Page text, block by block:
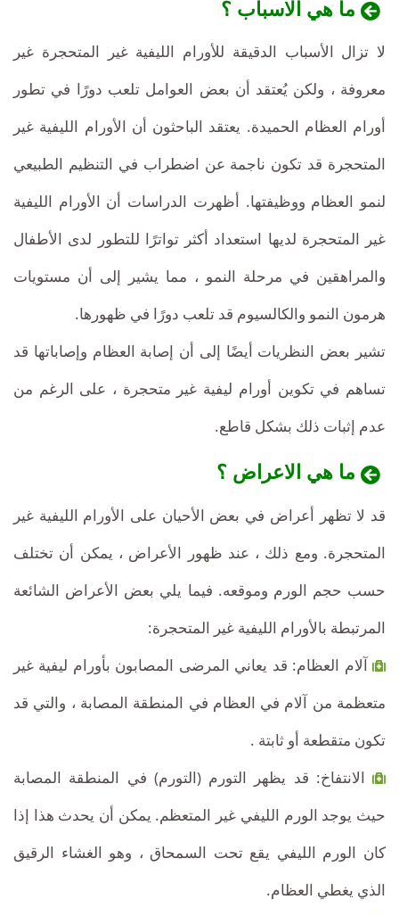
ما هي الاسباب ؟
لا تزال الأسباب الدقيقة للأورام الليفية غير المتحجرة غير
معروفة ، ولكن يُعتقد أن بعض العوامل تلعب دورًا في تطور
أورام العظام الحميدة. يعتقد الباحثون أن الأورام الليفية غير
المتحجرة قد تكون ناجمة عن اضطراب في التنظيم الطبيعي
لنمو العظام ووظيفتها. أظهرت الدراسات أن الأورام الليفية
غير المتحجرة لديها استعداد أكثر تواترًا للتطور لدى الأطفال
والمراهقين في مرحلة النمو ، مما يشير إلى أن مستويات
هرمون النمو والكالسيوم قد تلعب دورًا في ظهورها.
تشير بعض النظريات أيضًا إلى أن إصابة العظام وإصاباتها قد
تساهم في تكوين أورام ليفية غير متحجرة ، على الرغم من
عدم إثبات ذلك بشكل قاطع.
ما هي الاعراض ؟
قد لا تظهر أعراض في بعض الأحيان على الأورام الليفية غير
المتحجرة. ومع ذلك ، عند ظهور الأعراض ، يمكن أن تختلف
حسب حجم الورم وموقعه. فيما يلي بعض الأعراض الشائعة
المرتبطة بالأورام الليفية غير المتحجرة:
آلام العظام: قد يعاني المرضى المصابون بأورام ليفية غير
متعظمة من آلام في العظام في المنطقة المصابة ، والتي قد
تكون متقطعة أو ثابتة .
الانتفاخ: قد يظهر التورم (التورم) في المنطقة المصابة
حيث يوجد الورم الليفي غير المتعظم. يمكن أن يحدث هذا إذا
كان الورم الليفي يقع تحت السمحاق ، وهو الغشاء الرقيق
الذي يغطي العظام.